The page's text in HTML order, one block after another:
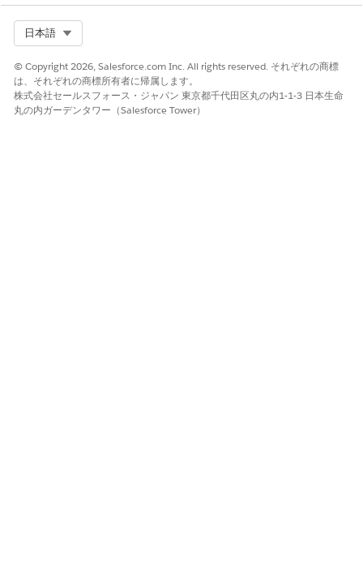
日本語
© Copyright 2026, Salesforce.com Inc. All rights reserved. それぞれの商標
は、それぞれの商標所有者に帰属します。
株式会社セールスフォース・ジャパン 東京都千代田区丸の内1-1-3 日本生命
丸の内ガーデンタワー（Salesforce Tower）